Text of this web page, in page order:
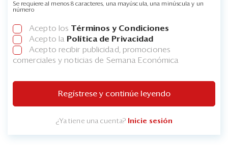
Se requiere al menos 8 caracteres, una mayúscula, una minúscula y un
número
Acepto los Términos y Condiciones
Acepto la Política de Privacidad
Acepto recibir publicidad, promociones
comerciales y noticias de Semana Económica
Regístrese y continúe leyendo
¿Ya tiene una cuenta? Inicie sesión